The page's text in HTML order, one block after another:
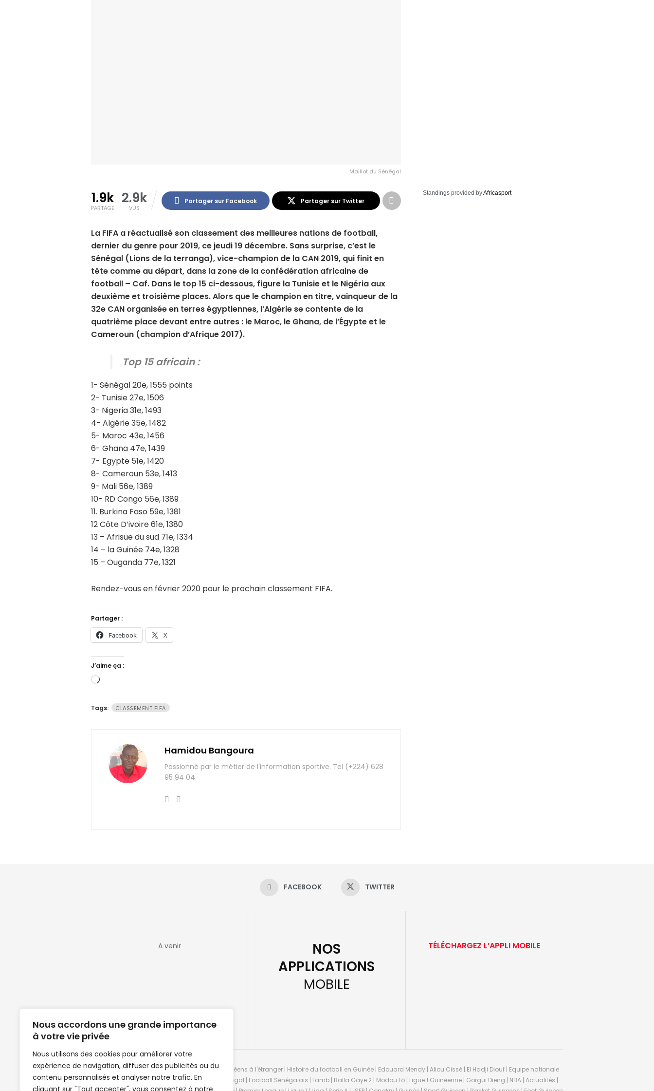
Nous accordons une grande importance
à votre vie privée
Nous utilisons des cookies pour améliorer votre
expérience de navigation, diffuser des publicités ou du
contenu personnalisés et analyser notre trafic. En
cliquant sur "Tout accepter", vous consentez à notre
Maillot du Sénégal
1.9k
PARTAGE
2.9k
VUS
Partager sur Facebook Partager sur Twitter
La FIFA a réactualisé son classement des meilleures nations de football,
dernier du genre pour 2019, ce jeudi 19 décembre. Sans surprise, c’est le
Sénégal (Lions de la terranga), vice-champion de la CAN 2019, qui finit en
tête comme au départ, dans la zone de la confédération africaine de
football – Caf. Dans le top 15 ci-dessous, figure la Tunisie et le Nigéria aux
deuxième et troisième places. Alors que le champion en titre, vainqueur de la
32e CAN organisée en terres égyptiennes, l’Algérie se contente de la
quatrième place devant entre autres : le Maroc, le Ghana, de l’Égypte et le
Cameroun (champion d’Afrique 2017).
Top 15 africain :
1- Sénégal 20e, 1555 points
2- Tunisie 27e, 1506
3- Nigeria 31e, 1493
4- Algérie 35e, 1482
5- Maroc 43e, 1456
6- Ghana 47e, 1439
7- Egypte 51e, 1420
8- Cameroun 53e, 1413
9- Mali 56e, 1389
10- RD Congo 56e, 1389
11. Burkina Faso 59e, 1381
12 Côte D’ivoire 61e, 1380
13 – Afrisue du sud 71e, 1334
14 – la Guinée 74e, 1328
15 – Ouganda 77e, 1321
Rendez-vous en février 2020 pour le prochain classement FIFA.
Partager :
Facebook X
J’aime ça :
Chargement…
Tags: CLASSEMENT FIFA
Hamidou Bangoura
Passionné par le métier de l'information sportive. Tel (+224) 628
95 94 04
Standings provided byAfricasport
FACEBOOK TWITTER
A venir
NOS
APPLICATIONS
MOBILE
TÉLÉCHARGEZ L’APPLI MOBILE
Clubs de football en Guinée | Footballeurs guinéens à l'étranger | Histoire du football en Guinée | Edouard Mendy | Aliou Cissé | El Hadji Diouf | Equipe nationale
de Guinée de football | Mercato | Lions du Sénégal | Football Sénégalais | Lamb | Balla Gaye 2 | Modou Lô | Ligue 1 Guinéenne | Gorgui Dieng | NBA | Actualités |